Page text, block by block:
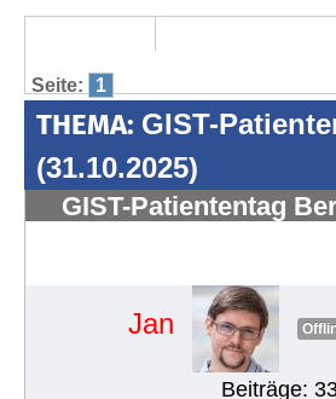
Seite: 1
THEMA: GIST-
(31.10.2025)
GIST-Patiententag
Jan
Beiträge: